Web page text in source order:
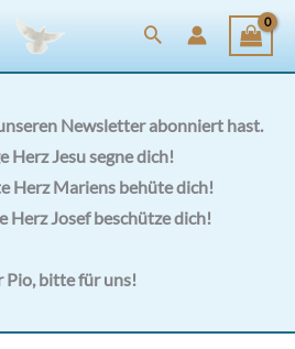
Newsletter abonniert hast.
Herz Jesu segne dich!
Herz Mariens behüte dich!
Herz Josef beschütze dich!
Pio, bitte für uns!